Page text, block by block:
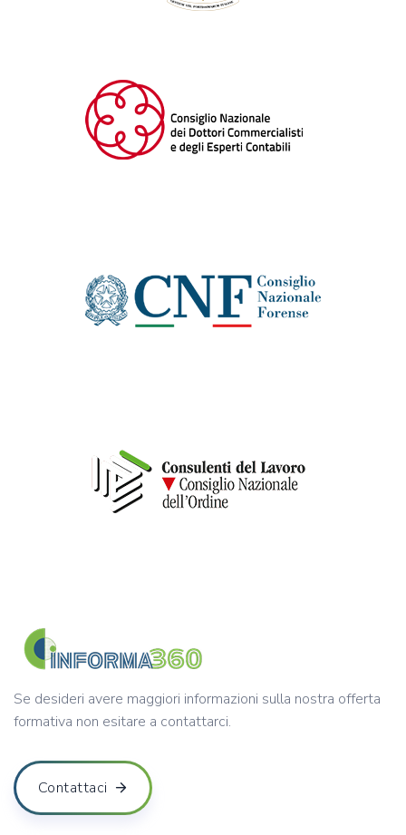
Se desideri avere maggiori informazioni sulla nostra offerta
formativa non esitare a contattarci.
Contattaci